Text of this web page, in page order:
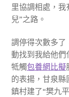
里協調相處，
兒”之路。
調停得次數多了
動找到我給他們
牴觸包養網比擬
的表揚，甘泉
鎮村建了“樊九